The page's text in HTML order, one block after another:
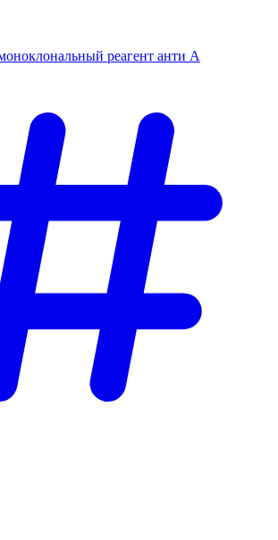
реагент анти А